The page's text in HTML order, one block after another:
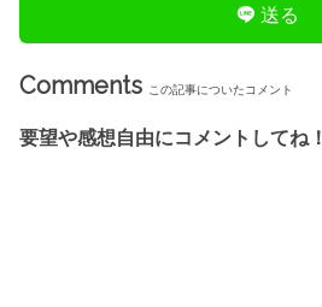
送る
Comments この記事についたコメント
要望や感想自由にコメントしてね！